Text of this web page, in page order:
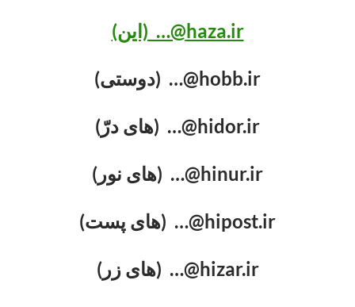
haza.ir@… (این)
hobb.ir@… (دوستی)
hidor.ir@… (های درّ)
hinur.ir@… (های نور)
hipost.ir@… (های پست)
hizar.ir@… (های زر)